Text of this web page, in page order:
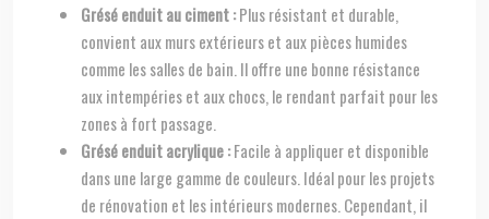
Grésé enduit au ciment :Plus résistant et durable,
convient aux murs extérieurs et aux pièces humides
comme les salles de bain. Il offre une bonne résistance
aux intempéries et aux chocs, le rendant parfait pour les
zones à fort passage.
Grésé enduit acrylique :Facile à appliquer et disponible
dans une large gamme de couleurs. Idéal pour les projets
de rénovation et les intérieurs modernes. Cependant, il